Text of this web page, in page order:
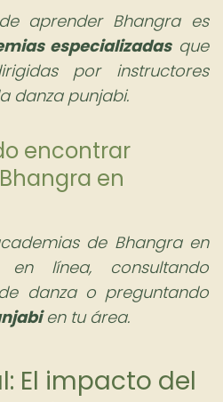
aprender Bhangra es
especializadasque
por instructores
danza punjabi.
encontrar
en
de Bhangra en
en línea, consultando
danza o preguntando
en tu área.
El impacto del